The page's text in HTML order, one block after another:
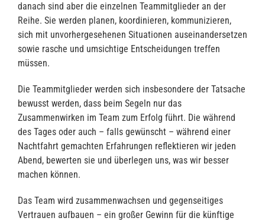
danach sind aber die einzelnen Teammitglieder an der
Reihe. Sie werden planen, koordinieren, kommunizieren,
sich mit unvorhergesehenen Situationen auseinandersetzen
sowie rasche und umsichtige Entscheidungen treffen
müssen.
Die Teammitglieder werden sich insbesondere der Tatsache
bewusst werden, dass beim Segeln nur das
Zusammenwirken im Team zum Erfolg führt. Die während
des Tages oder auch – falls gewünscht – während einer
Nachtfahrt gemachten Erfahrungen reflektieren wir jeden
Abend, bewerten sie und überlegen uns, was wir besser
machen können.
Das Team wird zusammenwachsen und gegenseitiges
Vertrauen aufbauen – ein großer Gewinn für die künftige